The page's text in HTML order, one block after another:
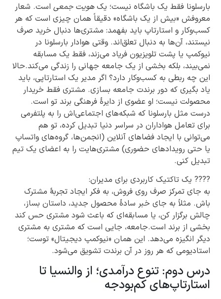
بارسلونا فقط یک باشگاه نیست؛ یکهویت جمعی است. شعار
معروفش «بیش از یک باشگاه» دقیقاً همان چیزی است که هر
کسب‌وکار و استارتاپ باید بفهمد: مشتری‌ها دنبال خرید صرف
نیستند، آن‌ها به دنبال تعلق‌اند. وقتی هوادار بارسلونا در
نیوکمپ یا پشت تلویزیون فریاد می‌زند، فقط یک مسابقه
نمی‌بیند، بلکه بخشی از یک جامعه جهانی را زندگی می‌کند.حالا
این چه ربطی به کسب‌وکار دارد؟ اگر مدیر یک استارتاپی، باید
یاد بگیری که دور برندت جامعه بسازی. مشتری فقط خریدار
محصولت نیست؛ او عضوی از دایرهٔ فرهنگی برند تو است.
درست مثل بارسلونا که شبکه‌های اجتماعی‌اش را به پلتفرمی
برای تعامل هواداران در سراسر دنیا تبدیل کرده، تو هم
می‌توانی با ایجاد فضاهای آنلاین (انجمن‌ها، گروه‌های واتساپ
یا حتی رویدادهای حضوری) مشتری‌هایت را به اعضای یک تیم
تبدیل کنی.
???? یک تاکتیک کاربردی برای مدیران:
به جای تمرکز صرف روی فروش، به فکر ایجاد تجربهٔ مشترک
باش. مثلاً به جای خبر سادهٔ محصول جدید، داستان بساز،
چالش برگزار کن، یا مسابقه‌ای که باعث شود مشتری حس کند
بخشی از برند است.جامعه، جایی است که مشتری به مشتری
دیگر انگیزه می‌دهد. این همان «نیوکمپ دیجیتال» توست؛
استادیومی که هر روز در آن برندت تشویق می‌شود.
درس دوم: تنوع درآمدی؛ از والنسیا تا
استارتاپ‌های کم‌بودجه